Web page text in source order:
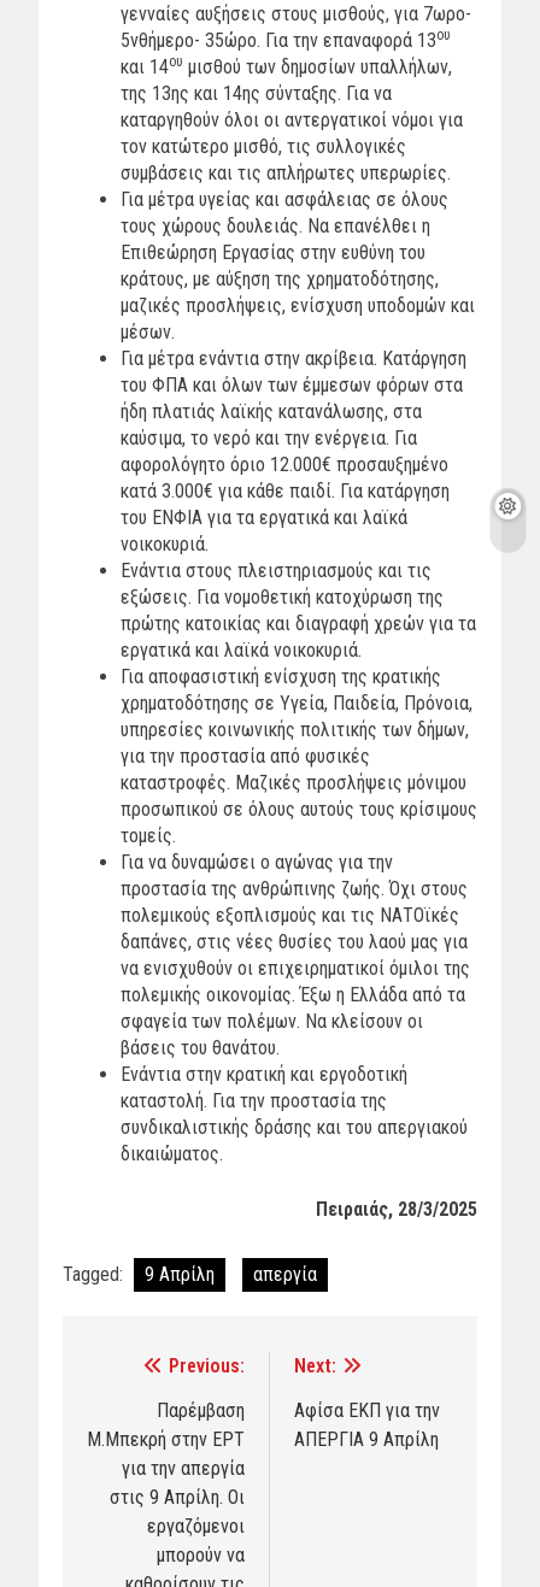
γενναίες αυξήσεις στους μισθούς, για 7ωρο-
5νθήμερο- 35ώρο. Για την επαναφορά 13ου
και 14ου μισθού των δημοσίων υπαλλήλων,
της 13ης και 14ης σύνταξης. Για να
καταργηθούν όλοι οι αντεργατικοί νόμοι για
τον κατώτερο μισθό, τις συλλογικές
συμβάσεις και τις απλήρωτες υπερωρίες.
Για μέτρα υγείας και ασφάλειας σε όλους
τους χώρους δουλειάς. Να επανέλθει η
Επιθεώρηση Εργασίας στην ευθύνη του
κράτους, με αύξηση της χρηματοδότησης,
μαζικές προσλήψεις, ενίσχυση υποδομών και
μέσων.
Για μέτρα ενάντια στην ακρίβεια. Κατάργηση
του ΦΠΑ και όλων των έμμεσων φόρων στα
ήδη πλατιάς λαϊκής κατανάλωσης, στα
καύσιμα, το νερό και την ενέργεια. Για
αφορολόγητο όριο 12.000€ προσαυξημένο
κατά 3.000€ για κάθε παιδί. Για κατάργηση
του ΕΝΦΙΑ για τα εργατικά και λαϊκά
νοικοκυριά.
Ενάντια στους πλειστηριασμούς και τις
εξώσεις. Για νομοθετική κατοχύρωση της
πρώτης κατοικίας και διαγραφή χρεών για τα
εργατικά και λαϊκά νοικοκυριά.
Για αποφασιστική ενίσχυση της κρατικής
χρηματοδότησης σε Υγεία, Παιδεία, Πρόνοια,
υπηρεσίες κοινωνικής πολιτικής των δήμων,
για την προστασία από φυσικές
καταστροφές. Μαζικές προσλήψεις μόνιμου
προσωπικού σε όλους αυτούς τους κρίσιμους
τομείς.
Για να δυναμώσει ο αγώνας για την
προστασία της ανθρώπινης ζωής. Όχι στους
πολεμικούς εξοπλισμούς και τις ΝΑΤΟϊκές
δαπάνες, στις νέες θυσίες του λαού μας για
να ενισχυθούν οι επιχειρηματικοί όμιλοι της
πολεμικής οικονομίας. Έξω η Ελλάδα από τα
σφαγεία των πολέμων. Να κλείσουν οι
βάσεις του θανάτου.
Ενάντια στην κρατική και εργοδοτική
καταστολή. Για την προστασία της
συνδικαλιστικής δράσης και του απεργιακού
δικαιώματος.
Πειραιάς, 28/3/2025
Tagged: 9 Απρίλη απεργία
navigation
Previous:
Παρέμβαση
Μ.Μπεκρή στην ΕΡΤ
για την απεργία
στις 9 Απρίλη. Οι
εργαζόμενοι
μπορούν να
Next:
Αφίσα ΕΚΠ για την
ΑΠΕΡΓΙΑ 9 Απρίλη